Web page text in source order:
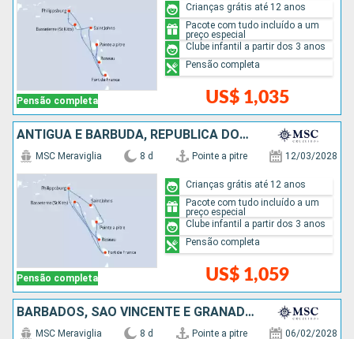
Pensão completa US$ 1,035
Crianças grátis até 12 anos
Pacote com tudo incluído a um
preço especial
Clube infantil a partir dos 3 anos
Pensão completa
ANTIGUA E BARBUDA, REPUBLICA DOMINICANA
Pensão completa
MSC Meraviglia 8 d Pointe a pitre 12/03/2028
US$ 1,059
Crianças grátis até 12 anos
Pacote com tudo incluído a um
preço especial
Clube infantil a partir dos 3 anos
Pensão completa
BARBADOS, SÃO VINCENTE E GRANADINAS, SANTA LUCIA, GRENADA
MSC Meraviglia 8 d Pointe a pitre 06/02/2028